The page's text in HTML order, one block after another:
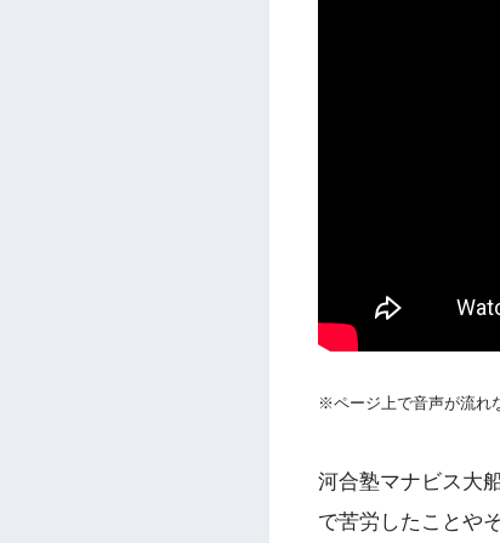
※ページ上で音声が流れ
河合塾マナビス大
で苦労したことや